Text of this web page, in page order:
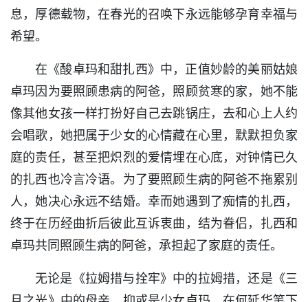
息，厚德载物，在春光的召唤下永远能够孕育幸福与
希望。
在《酸卓玛和甜扎西》中，正值妙龄的美丽姑娘
卓玛因为要照顾患病的阿爸，照顾贫寒的家，她不能
像其他女孩一样打扮好自己去跳锅庄，去和心上人约
会唱歌，她把属于少女的心情藏在心里，默默担负家
庭的责任，甚至把炽烈的爱情埋在心底，对钟情已久
的扎西也冷言冷语。为了要照顾生病的阿爸不拖累别
人，她决心永远不结婚。幸而她遇到了痴情的扎西，
终于在历经曲折后彼此互诉衷曲，结为眷侣，扎西和
卓玛共同照顾生病的阿爸，承担起了家庭的责任。
无论是《拉姆措与拴牢》中的拉姆措，还是《三